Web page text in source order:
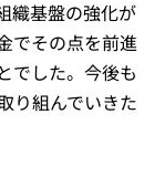
織基盤の強化が
でその点を前進
でした。今後も
り組んでいきた